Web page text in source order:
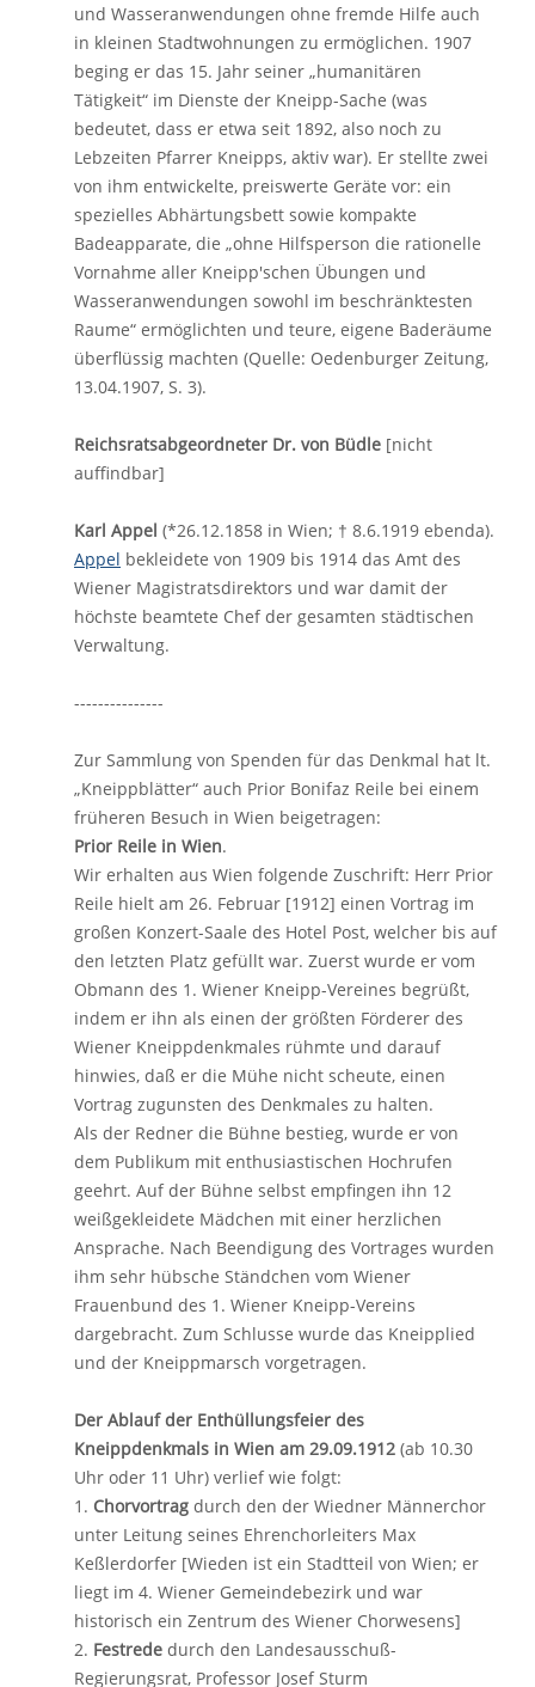
und Wasseranwendungen ohne fremde Hilfe auch
in kleinen Stadtwohnungen zu ermöglichen. 1907
beging er das 15. Jahr seiner „humanitären
Tätigkeit“ im Dienste der Kneipp-Sache (was
bedeutet, dass er etwa seit 1892, also noch zu
Lebzeiten Pfarrer Kneipps, aktiv war). Er stellte zwei
von ihm entwickelte, preiswerte Geräte vor: ein
spezielles Abhärtungsbett sowie kompakte
Badeapparate, die „ohne Hilfsperson die rationelle
Vornahme aller Kneipp'schen Übungen und
Wasseranwendungen sowohl im beschränktesten
Raume“ ermöglichten und teure, eigene Baderäume
überflüssig machten (Quelle: Oedenburger Zeitung,
13.04.1907, S. 3).
Reichsratsabgeordneter Dr. von Büdle [nicht
auffindbar]
Karl Appel (*26.12.1858 in Wien; † 8.6.1919 ebenda).
Appel bekleidete von 1909 bis 1914 das Amt des
Wiener Magistratsdirektors und war damit der
höchste beamtete Chef der gesamten städtischen
Verwaltung.
---------------
Zur Sammlung von Spenden für das Denkmal hat lt.
„Kneippblätter“ auch Prior Bonifaz Reile bei einem
früheren Besuch in Wien beigetragen:
Prior Reile in Wien.
Wir erhalten aus Wien folgende Zuschrift: Herr Prior
Reile hielt am 26. Februar [1912] einen Vortrag im
großen Konzert-Saale des Hotel Post, welcher bis auf
den letzten Platz gefüllt war. Zuerst wurde er vom
Obmann des 1. Wiener Kneipp-Vereines begrüßt,
indem er ihn als einen der größten Förderer des
Wiener Kneippdenkmales rühmte und darauf
hinwies, daß er die Mühe nicht scheute, einen
Vortrag zugunsten des Denkmales zu halten.
Als der Redner die Bühne bestieg, wurde er von
dem Publikum mit enthusiastischen Hochrufen
geehrt. Auf der Bühne selbst empfingen ihn 12
weißgekleidete Mädchen mit einer herzlichen
Ansprache. Nach Beendigung des Vortrages wurden
ihm sehr hübsche Ständchen vom Wiener
Frauenbund des 1. Wiener Kneipp-Vereins
dargebracht. Zum Schlusse wurde das Kneipplied
und der Kneippmarsch vorgetragen.
Der Ablauf der Enthüllungsfeier des
Kneippdenkmals in Wien am 29.09.1912 (ab 10.30
Uhr oder 11 Uhr) verlief wie folgt:
1. Chorvortrag durch den der Wiedner Männerchor
unter Leitung seines Ehrenchorleiters Max
Keßlerdorfer [Wieden ist ein Stadtteil von Wien; er
liegt im 4. Wiener Gemeindebezirk und war
historisch ein Zentrum des Wiener Chorwesens]
2. Festrede durch den Landesausschuß-
Regierungsrat, Professor Josef Sturm